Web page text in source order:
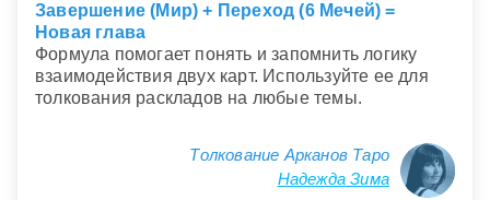
Завершение (Мир) + Переход (6 Мечей) =
Новая глава
Формула помогает понять и запомнить логику
взаимодействия двух карт. Используйте ее для
толкования раскладов на любые темы.
Толкование Арканов Таро
Надежда Зима